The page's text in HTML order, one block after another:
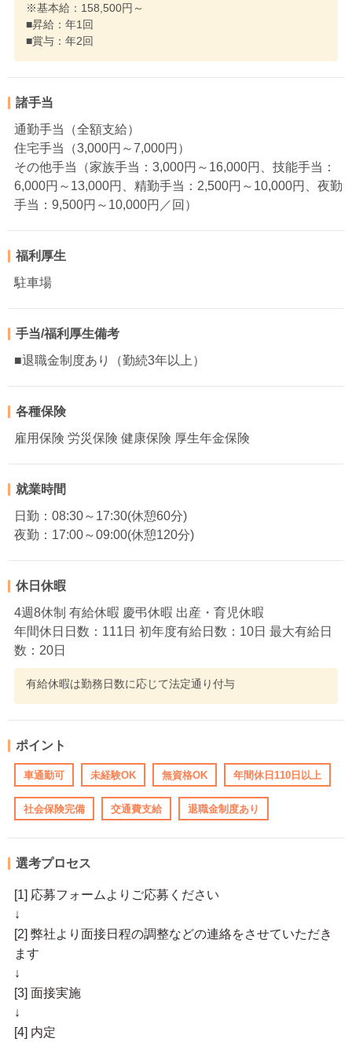
※基本給：158,500円～
■昇給：年1回
■賞与：年2回
諸手当
通勤手当（全額支給）
住宅手当（3,000円～7,000円）
その他手当（家族手当：3,000円～16,000円、技能手当：
6,000円～13,000円、精勤手当：2,500円～10,000円、夜勤
手当：9,500円～10,000円／回）
福利厚生
駐車場
手当/福利厚生備考
■退職金制度あり（勤続3年以上）
各種保険
雇用保険 労災保険 健康保険 厚生年金保険
就業時間
日勤：08:30～17:30(休憩60分)
夜勤：17:00～09:00(休憩120分)
休日休暇
4週8休制 有給休暇 慶弔休暇 出産・育児休暇
年間休日日数：111日 初年度有給日数：10日 最大有給日
数：20日
有給休暇は勤務日数に応じて法定通り付与
ポイント
車通勤可 未経験OK 無資格OK 年間休日110日以上
社会保険完備 交通費支給 退職金制度あり
選考プロセス
[1] 応募フォームよりご応募ください
↓
[2] 弊社より面接日程の調整などの連絡をさせていただき
ます
↓
[3] 面接実施
↓
[4] 内定